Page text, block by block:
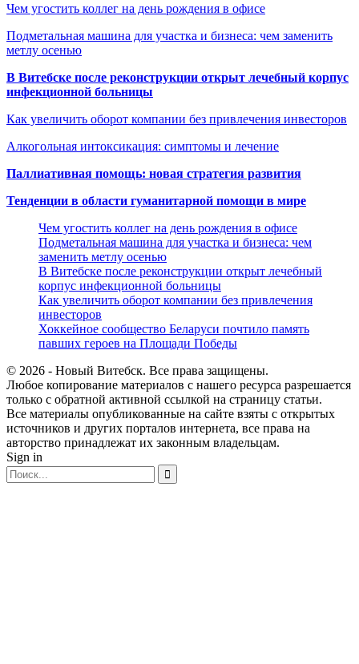
Чем угостить коллег на день рождения в офисе
Подметальная машина для участка и бизнеса: чем заменить
метлу осенью
В Витебске после реконструкции открыт лечебный корпус
инфекционной больницы
Как увеличить оборот компании без привлечения инвесторов
Алкогольная интоксикация: симптомы и лечение
Паллиативная помощь: новая стратегия развития
Тенденции в области гуманитарной помощи в мире
Чем угостить коллег на день рождения в офисе
Подметальная машина для участка и бизнеса: чем
заменить метлу осенью
В Витебске после реконструкции открыт лечебный
корпус инфекционной больницы
Как увеличить оборот компании без привлечения
инвесторов
Хоккейное сообщество Беларуси почтило память
павших героев на Площади Победы
© 2026 - Новый Витебск. Все права защищены.
Любое копирование материалов с нашего ресурса разрешается
только с обратной активной ссылкой на страницу статьи.
Все материалы опубликованные на сайте взяты с открытых
источников и других порталов интернета, все права на
авторство принадлежат их законным владельцам.
Sign in